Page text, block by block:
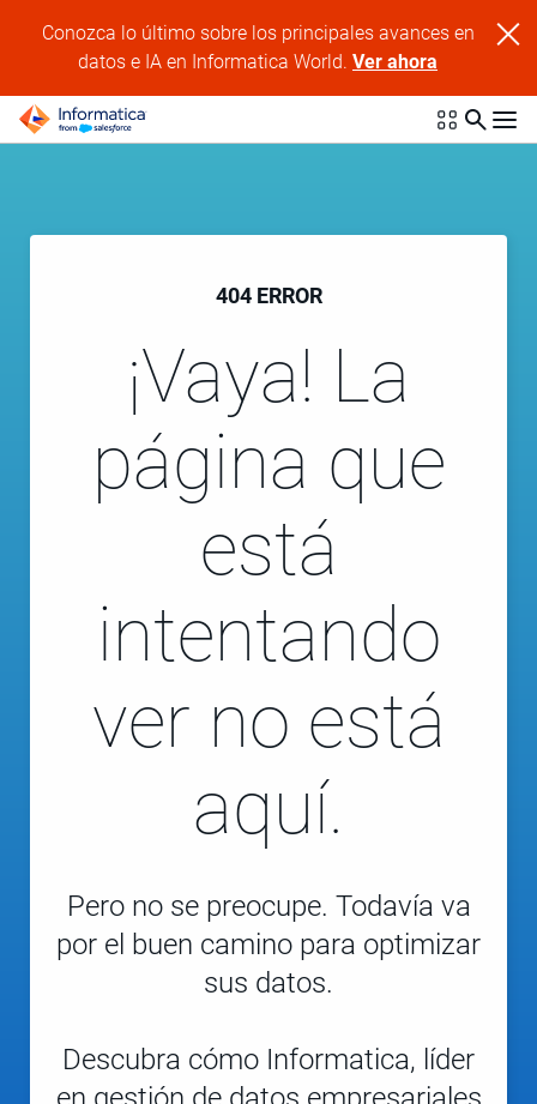
Conozca lo último sobre los principales avances en
datos e IA en Informatica World.Ver ahora
404 ERROR
¡Vaya! La
página que
está
intentando
ver no está
aquí.
Pero no se preocupe. Todavía va
por el buen camino para optimizar
sus datos.
Descubra cómo Informatica, líder